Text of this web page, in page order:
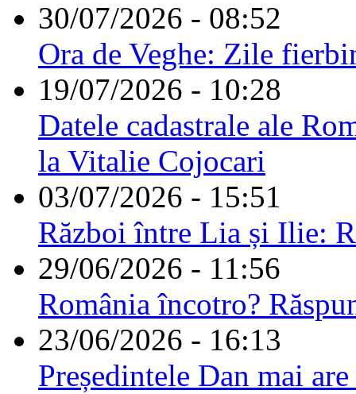
30/07/2026 - 08:52
Ora de Veghe: Zile
19/07/2026 - 10:28
Datele cadastrale ale
la Vitalie Cojocari
03/07/2026 - 15:51
Război între Lia și Ilie:
29/06/2026 - 11:56
România încotro?
23/06/2026 - 16:13
Președintele Dan mai